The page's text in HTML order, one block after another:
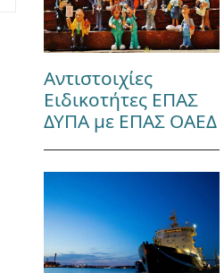
Αντιστοιχίες
Ειδικοτήτες ΕΠΑΣ
ΔΥΠΑ με ΕΠΑΣ ΟΑΕΔ